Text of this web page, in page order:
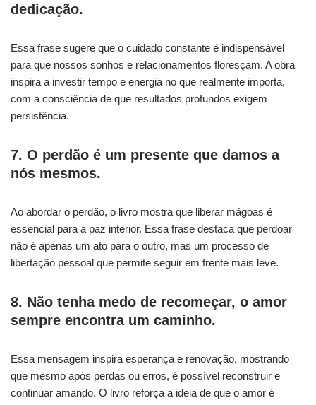
dedicação.
Essa frase sugere que o cuidado constante é indispensável
para que nossos sonhos e relacionamentos floresçam. A obra
inspira a investir tempo e energia no que realmente importa,
com a consciência de que resultados profundos exigem
persistência.
7. O perdão é um presente que damos a
nós mesmos.
Ao abordar o perdão, o livro mostra que liberar mágoas é
essencial para a paz interior. Essa frase destaca que perdoar
não é apenas um ato para o outro, mas um processo de
libertação pessoal que permite seguir em frente mais leve.
8. Não tenha medo de recomeçar, o amor
sempre encontra um caminho.
Essa mensagem inspira esperança e renovação, mostrando
que mesmo após perdas ou erros, é possível reconstruir e
continuar amando. O livro reforça a ideia de que o amor é